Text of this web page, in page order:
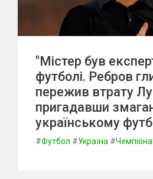
"Містер був
футболі. Ребров
пережив втрату
пригадавши
українському
#Футбол #Україна #